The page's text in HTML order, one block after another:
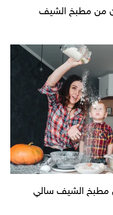
من مطبخ الشيف
مطبخ الشيف سالي